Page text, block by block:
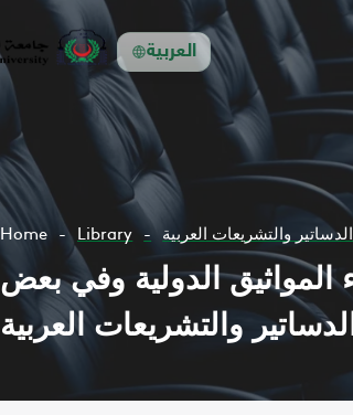
العربية
Home Library والتشريعات العربية
الدولية وفي بعض
والتشريعات العربية